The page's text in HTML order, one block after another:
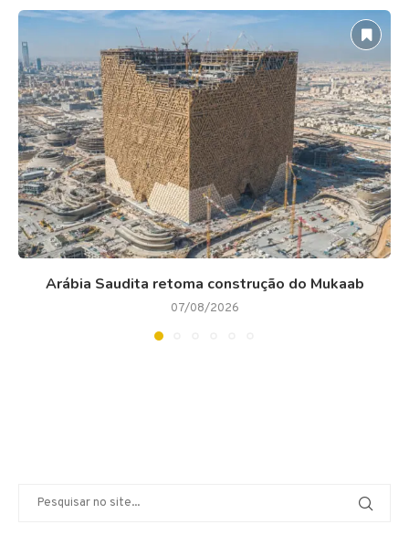
Arábia Saudita retoma construção do Mukaab
07/08/2026